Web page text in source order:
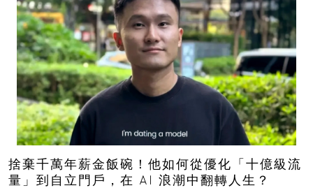
捨棄千萬年薪金飯碗！他如何從優化「十億級流
量」到自立門戶，在 AI 浪潮中翻轉人生？